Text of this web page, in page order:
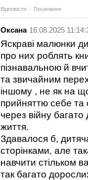
Відповісти Посилання
Оксана 16.08.2025
Яскраві малюнки
про них роблять
пізнавальною й
та звичайним
іншому , не як на
прийняттю себе
через війну
життя.
Здавалося б,
сторінками, але
навчити стільком
так багато